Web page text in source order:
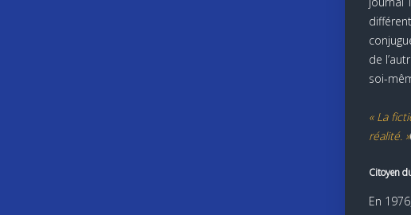
de
soi-
« La
réalité. »
Citoyen
En